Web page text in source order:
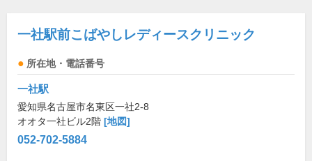
一社駅前こばやしレディースクリニック
所在地・電話番号
一社駅
愛知県名古屋市名東区一社2-8
オオタ一社ビル2階 [地図]
052-702-5884